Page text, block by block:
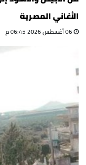
الأغاني المصرية